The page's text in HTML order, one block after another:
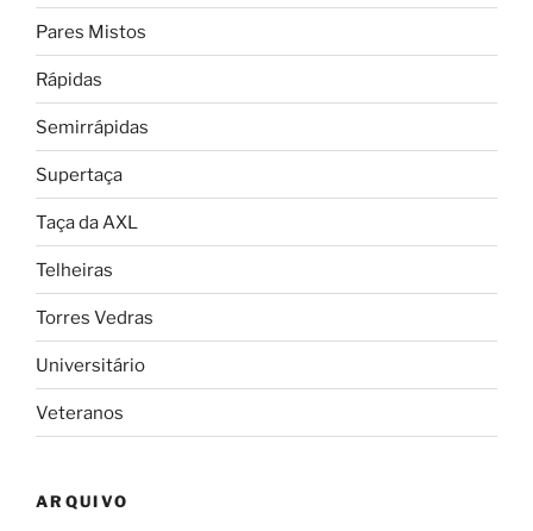
Pares Mistos
Rápidas
Semirrápidas
Supertaça
Taça da AXL
Telheiras
Torres Vedras
Universitário
Veteranos
ARQUIVO